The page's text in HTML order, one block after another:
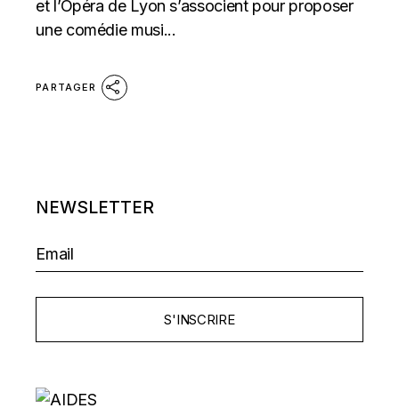
et l’Opéra de Lyon s’associent pour proposer
une comédie musi...
PARTAGER
NEWSLETTER
S'INSCRIRE